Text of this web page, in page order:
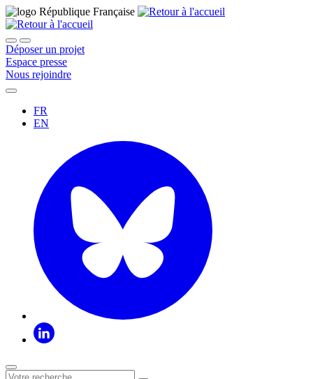
Déposer un projet
Espace presse
Nous rejoindre
FR
EN